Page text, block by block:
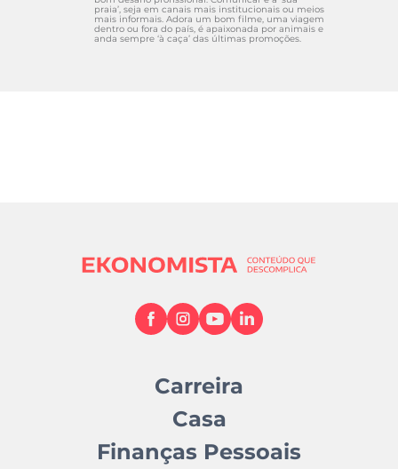
praia’, seja em canais mais institucionais ou meios
mais informais. Adora um bom filme, uma viagem
dentro ou fora do país, é apaixonada por animais e
anda sempre ‘à caça’ das últimas promoções.
Carreira
Casa
Finanças Pessoais